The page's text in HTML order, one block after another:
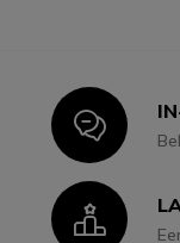
Icon
Icon